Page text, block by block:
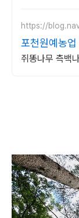
https://
포천원예농업
쥐똥나무 측백